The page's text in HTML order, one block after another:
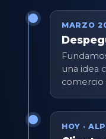
MARZO
una idea
comercio
HOY ·